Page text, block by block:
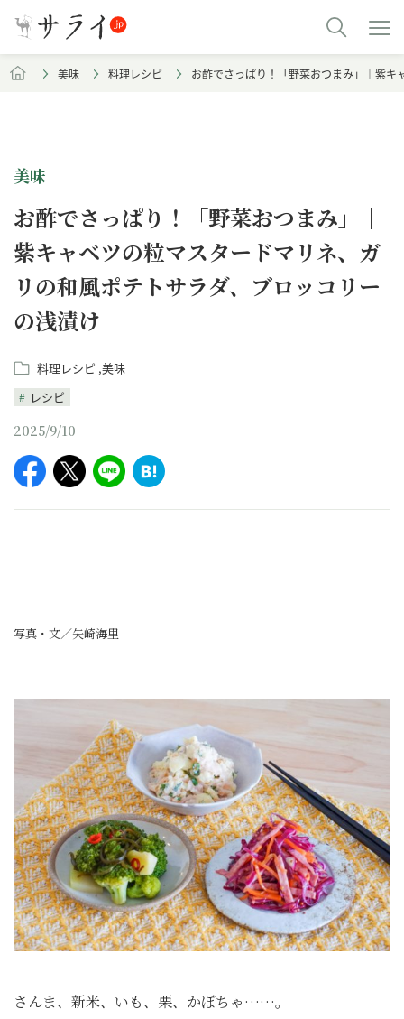
美味 料理レシピ お酢でさっぱり！「野菜おつまみ」｜紫
美味
お酢でさっぱり！「野菜おつまみ」｜
紫キャベツの粒マスタードマリネ、ガ
リの和風ポテトサラダ、ブロッコリー
の浅漬け
料理レシピ 美味
レシピ
2025/9/10
写真・文／矢崎海里
さんま、新米、いも、栗、かぼちゃ……。